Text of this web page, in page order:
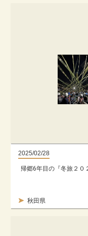
2025/02/28
秋田県
帰郷6年目の『冬旅２